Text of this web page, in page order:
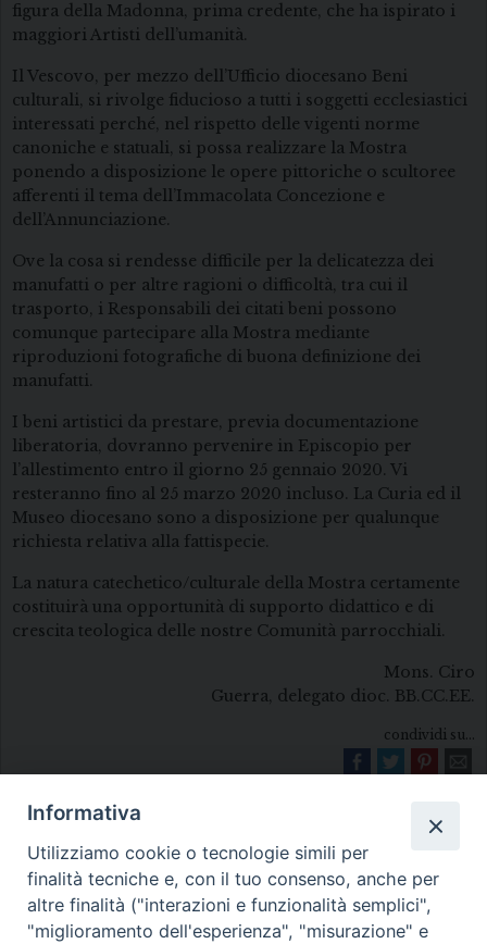
figura della Madonna, prima credente, che ha ispirato i
maggiori Artisti dell’umanità.
Il Vescovo, per mezzo dell’Ufficio diocesano Beni
culturali, si rivolge fiducioso a tutti i soggetti ecclesiastici
interessati perché, nel rispetto delle vigenti norme
canoniche e statuali, si possa realizzare la Mostra
ponendo a disposizione le opere pittoriche o scultoree
afferenti il tema dell’Immacolata Concezione e
dell’Annunciazione.
Ove la cosa si rendesse difficile per la delicatezza dei
manufatti o per altre ragioni o difficoltà, tra cui il
trasporto, i Responsabili dei citati beni possono
comunque partecipare alla Mostra mediante
riproduzioni fotografiche di buona definizione dei
manufatti.
I beni artistici da prestare, previa documentazione
liberatoria, dovranno pervenire in Episcopio per
l’allestimento entro il giorno 25 gennaio 2020. Vi
resteranno fino al 25 marzo 2020 incluso. La Curia ed il
Museo diocesano sono a disposizione per qualunque
richiesta relativa alla fattispecie.
La natura catechetico/culturale della Mostra certamente
costituirà una opportunità di supporto didattico e di
crescita teologica delle nostre Comunità parrocchiali.
Mons. Ciro
Guerra, delegato dioc. BB.CC.EE.
condividi su...
Informativa
Utilizziamo cookie o tecnologie simili per
finalità tecniche e, con il tuo consenso, anche per
altre finalità ("interazioni e funzionalità semplici",
"miglioramento dell'esperienza", "misurazione" e